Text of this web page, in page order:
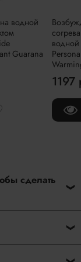
водной
Guarana
водной
1197
сделать
при